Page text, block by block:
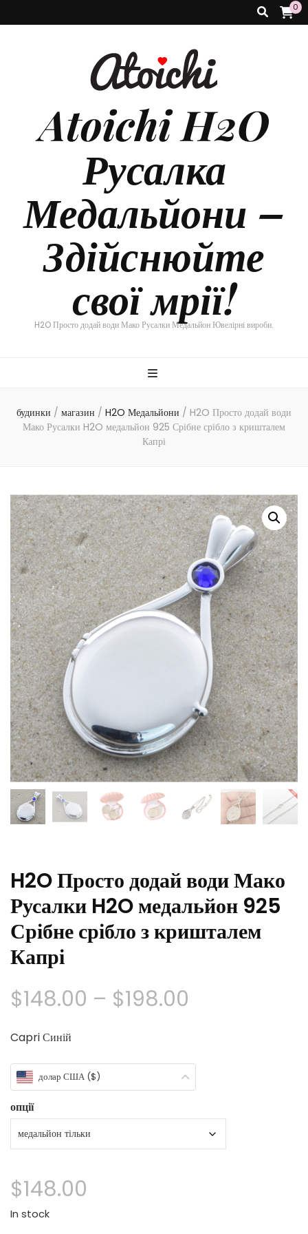
0
Atoichi H2O
Русалка
Медальйони –
Здійснюйте
свої мрії!
H2O Просто додай води Мако Русалки Медальйон Ювелірні вироби.
будинки / магазин / H2O Медальйони / H2O Просто додай води
Мако Русалки H2O медальйон 925 Срібне срібло з кришталем
Капрі
H2O Просто додай води Мако
Русалки H2O медальйон 925
Срібне срібло з кришталем
Капрі
$148.00 – $198.00
$148.00
через
$198.00
Capri Синій
долар США ($)
опції
$148.00
In stock